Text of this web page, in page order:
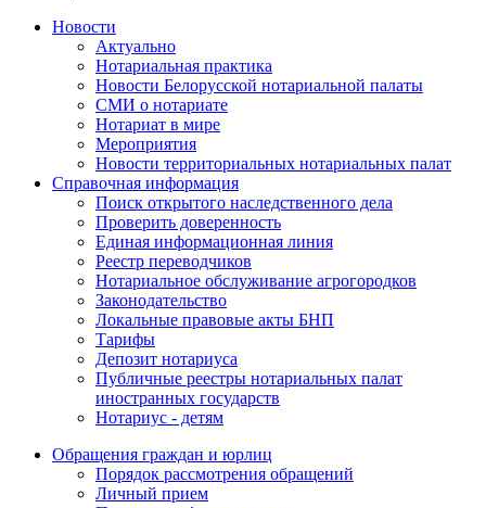
Новости
Актуально
Нотариальная практика
Новости Белорусской нотариальной палаты
СМИ о нотариате
Нотариат в мире
Мероприятия
Новости территориальных нотариальных палат
Справочная информация
Поиск открытого наследственного дела
Проверить доверенность
Единая информационная линия
Реестр переводчиков
Нотариальное обслуживание агрогородков
Законодательство
Локальные правовые акты БНП
Тарифы
Депозит нотариуса
Публичные реестры нотариальных палат
иностранных государств
Нотариус - детям
Обращения граждан и юрлиц
Порядок рассмотрения обращений
Личный прием